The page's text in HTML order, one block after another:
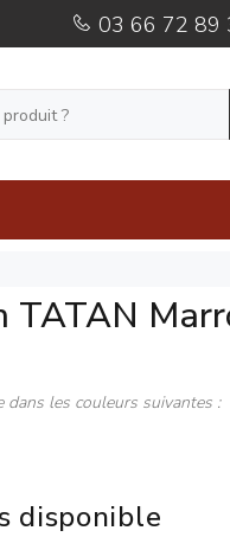
03 66 72 89
TATAN
les couleurs suivantes :
disponible